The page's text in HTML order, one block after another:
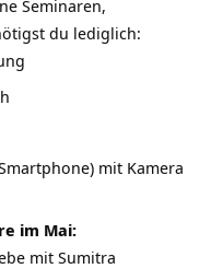
Seminaren,
du lediglich:
mit Kamera
im Mai:
mit Sumitra